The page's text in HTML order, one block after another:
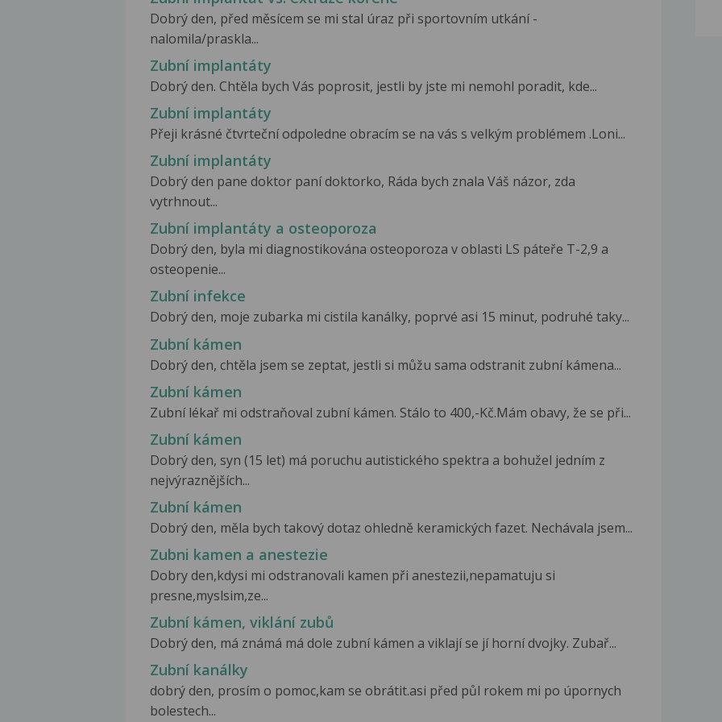
Dobrý den, před měsícem se mi stal úraz při sportovním utkání -
nalomila/praskla...
Zubní implantáty
Dobrý den. Chtěla bych Vás poprosit, jestli by jste mi nemohl poradit, kde...
Zubní implantáty
Přeji krásné čtvrteční odpoledne obracím se na vás s velkým problémem .Loni...
Zubní implantáty
Dobrý den pane doktor paní doktorko, Ráda bych znala Váš názor, zda
vytrhnout...
Zubní implantáty a osteoporoza
Dobrý den, byla mi diagnostikována osteoporoza v oblasti LS páteře T-2,9 a
osteopenie...
Zubní infekce
Dobrý den, moje zubarka mi cistila kanálky, poprvé asi 15 minut, podruhé taky...
Zubní kámen
Dobrý den, chtěla jsem se zeptat, jestli si můžu sama odstranit zubní kámena...
Zubní kámen
Zubní lékař mi odstraňoval zubní kámen. Stálo to 400,-Kč.Mám obavy, že se při...
Zubní kámen
Dobrý den, syn (15 let) má poruchu autistického spektra a bohužel jedním z
nejvýraznějších...
Zubní kámen
Dobrý den, měla bych takový dotaz ohledně keramických fazet. Nechávala jsem...
Zubni kamen a anestezie
Dobry den,kdysi mi odstranovali kamen při anestezii,nepamatuju si
presne,myslsim,ze...
Zubní kámen, viklání zubů
Dobrý den, má známá má dole zubní kámen a viklají se jí horní dvojky. Zubař...
Zubní kanálky
dobrý den, prosím o pomoc,kam se obrátit.asi před půl rokem mi po úpornych
bolestech...